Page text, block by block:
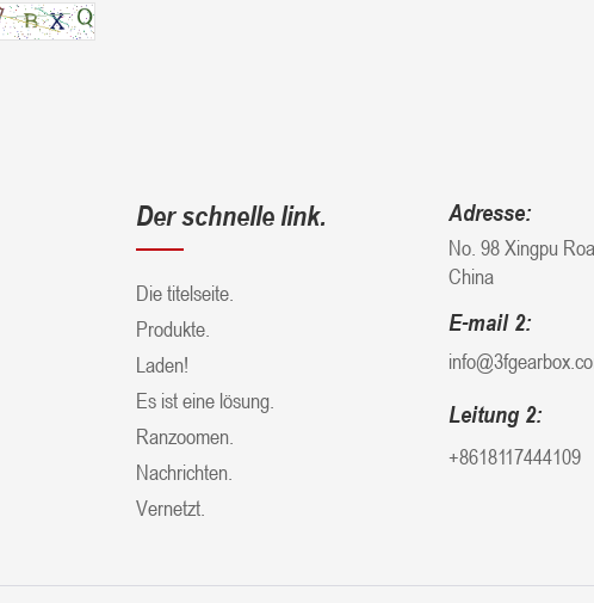
Der schnelle link.
Die titelseite.
Produkte.
Laden!
Es ist eine lösung.
Ranzoomen.
Nachrichten.
Vernetzt.
Adresse:
No. 98 Xingpu
China
E-mail 2:
Leitung 2:
+8618117444109